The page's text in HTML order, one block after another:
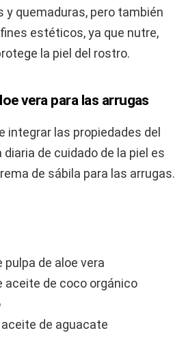
y quemaduras, pero también
estéticos, ya que nutre,
la piel del rostro.
vera para las arrugas
integrar las propiedades del
de cuidado de la piel es
de sábila para las arrugas.
de aloe vera
aceite de coco orgánico
de aguacate